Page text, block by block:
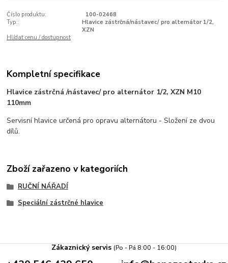
Číslo produktu:
100-02468
Typ::
Hlavice zástrčná/nástavec/ pro alternátor 1/2,
XZN
Hlídat cenu / dostupnost
Kompletní specifikace
Hlavice zástrčná /nástavec/ pro alternátor 1/2, XZN M10
110mm
Servisní hlavice určená pro opravu alternátoru - Složení ze dvou
dílů.
Zboží zařazeno v kategoriích
RUČNÍ NÁŘADÍ
Speciální zástrčné hlavice
Zákaznický servis (Po - Pá 8:00 - 16:00)